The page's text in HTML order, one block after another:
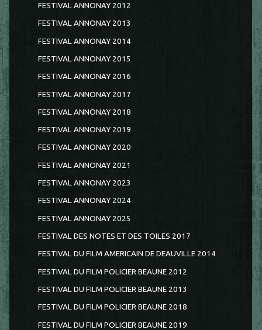
FESTIVAL ANNONAY 2012
FESTIVAL ANNONAY 2013
FESTIVAL ANNONAY 2014
FESTIVAL ANNONAY 2015
FESTIVAL ANNONAY 2016
FESTIVAL ANNONAY 2017
FESTIVAL ANNONAY 2018
FESTIVAL ANNONAY 2019
FESTIVAL ANNONAY 2020
FESTIVAL ANNONAY 2021
FESTIVAL ANNONAY 2023
FESTIVAL ANNONAY 2024
FESTIVAL ANNONAY 2025
FESTIVAL DES NOTES ET DES TOILES 2017
FESTIVAL DU FILM AMERICAIN DE DEAUVILLE 2014
FESTIVAL DU FILM POLICIER BEAUNE 2012
FESTIVAL DU FILM POLICIER BEAUNE 2013
FESTIVAL DU FILM POLICIER BEAUNE 2018
FESTIVAL DU FILM POLICIER BEAUNE 2019